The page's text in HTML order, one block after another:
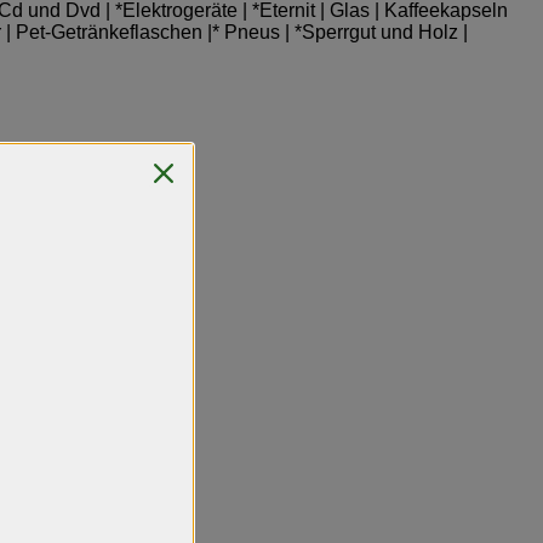
und Dvd | *Elektrogeräte | *Eternit | Glas | Kaffeekapseln
Getränke­flaschen |* Pneus | *Sperrgut und Holz |